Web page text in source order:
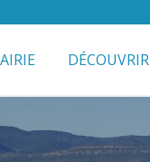
DÉCOUVRIR